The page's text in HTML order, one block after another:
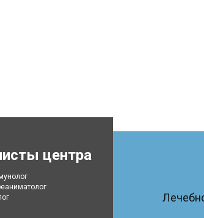
центра